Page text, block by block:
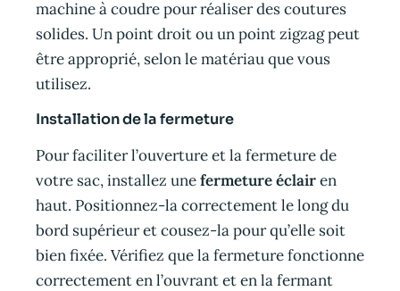
machine à coudre pour réaliser des coutures
solides. Un point droit ou un point zigzag peut
être approprié, selon le matériau que vous
utilisez.
Installation de la fermeture
Pour faciliter l’ouverture et la fermeture de
votre sac, installez unefermeture éclairen
haut. Positionnez-la correctement le long du
bord supérieur et cousez-la pour qu’elle soit
bien fixée. Vérifiez que la fermeture fonctionne
correctement en l’ouvrant et en la fermant